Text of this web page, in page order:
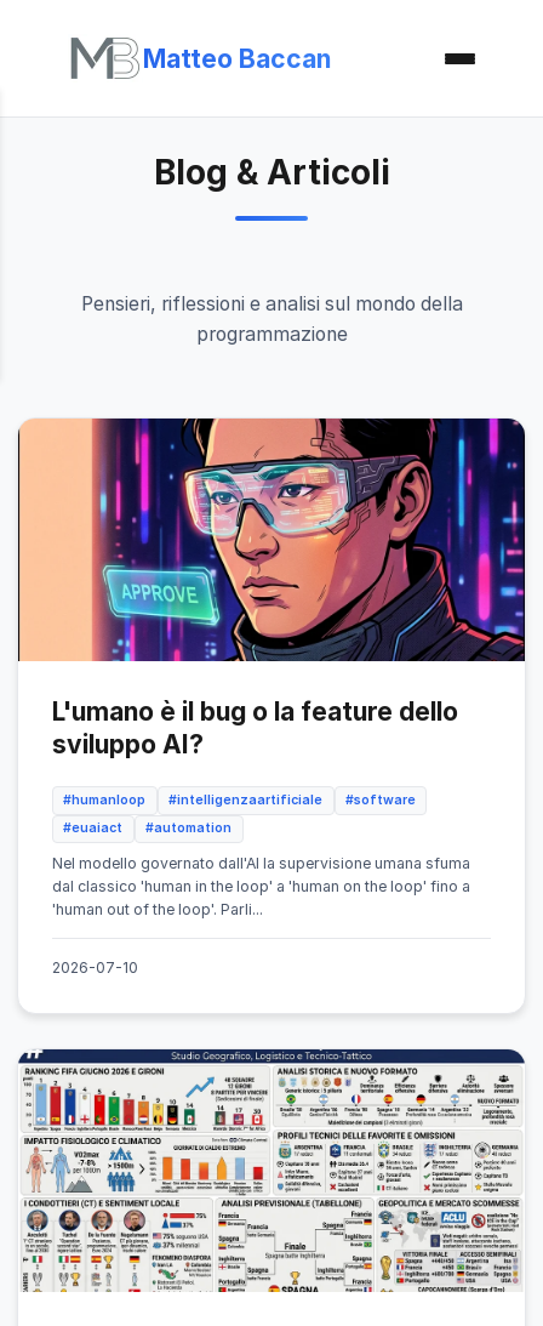
Matteo Baccan
Blog & Articoli
Pensieri, riflessioni e analisi sul mondo della
programmazione
L'umano è il bug o la feature dello
sviluppo AI?
#humanloop #intelligenzaartificiale
#software
#euaiact
#automation
Nel modello governato dall'AI la supervisione umana sfuma
dal classico 'human in the loop' a 'human on the loop' fino a
'human out of the loop'. Parli...
2026-07-10